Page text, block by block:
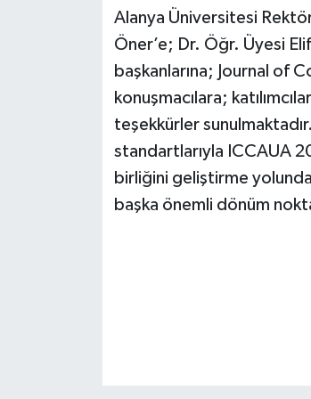
Alanya Üniversitesi
Öner’e; Dr. Öğr. Üyesi
başkanlarına; Journal of
konuşmacılara;
teşekkürler
standartlarıyla ICCAUA
birliğini geliştirme
başka önemli dönüm